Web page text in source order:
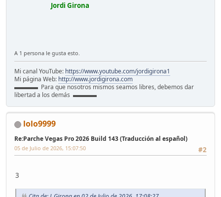
Jordi Girona
A 1 persona le gusta esto.
Mi canal YouTube: https://www.youtube.com/jordigirona1
Mi página Web: http://www.jordigirona.com
▬▬▬▬ Para que nosotros mismos seamos libres, debemos dar
libertad a los demás ▬▬▬▬
lolo9999
Re:Parche Vegas Pro 2026 Build 143 (Traducción al español)
#2
05 de Julio de 2026, 15:07:50
3